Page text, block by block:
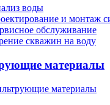
воды
и монтаж
обслуживание
скважин на воду
материалы
материалы